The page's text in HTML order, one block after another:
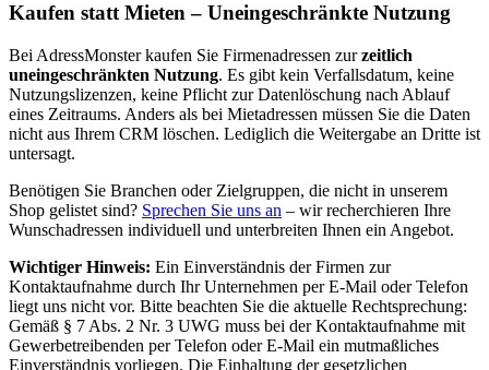
Kaufen statt Mieten – Uneingeschränkte Nutzung
Bei AdressMonster kaufen Sie Firmenadressen zur zeitlich
uneingeschränkten Nutzung. Es gibt kein Verfallsdatum, keine
Nutzungslizenzen, keine Pflicht zur Datenlöschung nach Ablauf
eines Zeitraums. Anders als bei Mietadressen müssen Sie die Daten
nicht aus Ihrem CRM löschen. Lediglich die Weitergabe an Dritte ist
untersagt.
Benötigen Sie Branchen oder Zielgruppen, die nicht in unserem
Shop gelistet sind? Sprechen Sie uns an – wir recherchieren Ihre
Wunschadressen individuell und unterbreiten Ihnen ein Angebot.
Wichtiger Hinweis: Ein Einverständnis der Firmen zur
Kontaktaufnahme durch Ihr Unternehmen per E-Mail oder Telefon
liegt uns nicht vor. Bitte beachten Sie die aktuelle Rechtsprechung:
Gemäß § 7 Abs. 2 Nr. 3 UWG muss bei der Kontaktaufnahme mit
Gewerbetreibenden per Telefon oder E-Mail ein mutmaßliches
Einverständnis vorliegen. Die Einhaltung der gesetzlichen